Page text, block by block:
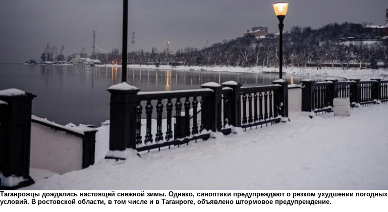
Таганрожцы дождались настоящей снежной зимы. Однако, синоптики предупреждают о резком ухудшении погодных
условий. В ростовской области, в том числе и в Таганроге, объявлено штормовое предупреждение.